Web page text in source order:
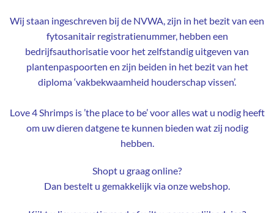
Wij staan ingeschreven bij de NVWA, zijn in het bezit van een
fytosanitair registratienummer, hebben een
bedrijfsauthorisatie voor het zelfstandig uitgeven van
plantenpaspoorten en zijn beiden in het bezit van het
diploma ‘vakbekwaamheid houderschap vissen’.
Love 4 Shrimps is ’the place to be’ voor alles wat u nodig heeft
om uw dieren datgene te kunnen bieden wat zij nodig
hebben.
Shopt u graag online?
Dan bestelt u gemakkelijk via onze webshop.